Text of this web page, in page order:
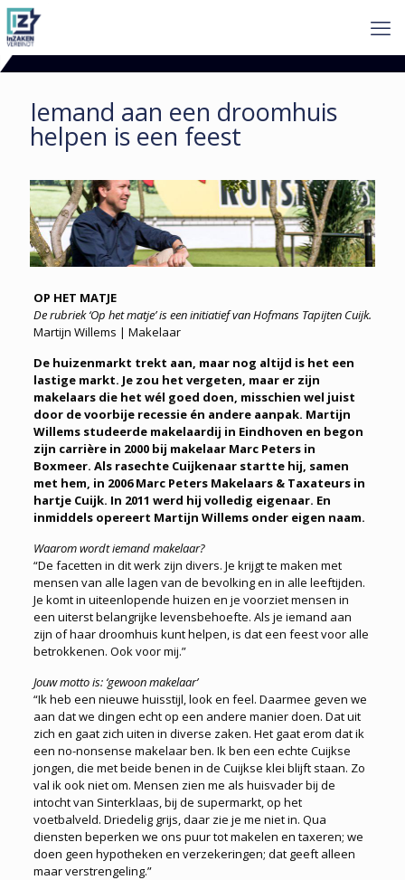
Iemand aan een droomhuis
helpen is een feest
OP HET MATJE
De rubriek ‘Op het matje’ is een initiatief van Hofmans Tapijten Cuijk.
Martijn Willems | Makelaar
De huizenmarkt trekt aan, maar nog altijd is het een
lastige markt. Je zou het vergeten, maar er zijn
makelaars die het wél goed doen, misschien wel juist
door de voorbije recessie én andere aanpak. Martijn
Willems studeerde makelaardij in Eindhoven en begon
zijn carrière in 2000 bij makelaar Marc Peters in
Boxmeer. Als rasechte Cuijkenaar startte hij, samen
met hem, in 2006 Marc Peters Makelaars & Taxateurs in
hartje Cuijk. In 2011 werd hij volledig eigenaar. En
inmiddels opereert Martijn Willems onder eigen naam.
Waarom wordt iemand makelaar?
“De facetten in dit werk zijn divers. Je krijgt te maken met
mensen van alle lagen van de bevolking en in alle leeftijden.
Je komt in uiteenlopende huizen en je voorziet mensen in
een uiterst belangrijke levensbehoefte. Als je iemand aan
zijn of haar droomhuis kunt helpen, is dat een feest voor alle
betrokkenen. Ook voor mij.”
Jouw motto is: ‘gewoon makelaar’
“Ik heb een nieuwe huisstijl, look en feel. Daarmee geven we
aan dat we dingen echt op een andere manier doen. Dat uit
zich en gaat zich uiten in diverse zaken. Het gaat erom dat ik
een no-nonsense makelaar ben. Ik ben een echte Cuijkse
jongen, die met beide benen in de Cuijkse klei blijft staan. Zo
val ik ook niet om. Mensen zien me als huisvader bij de
intocht van Sinterklaas, bij de supermarkt, op het
voetbalveld. Driedelig grijs, daar zie je me niet in. Qua
diensten beperken we ons puur tot makelen en taxeren; we
doen geen hypotheken en verzekeringen; dat geeft alleen
maar verstrengeling.”